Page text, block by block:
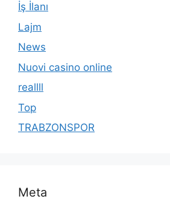
İş İlanı
Lajm
News
Nuovi casino online
reallll
Top
TRABZONSPOR
Meta